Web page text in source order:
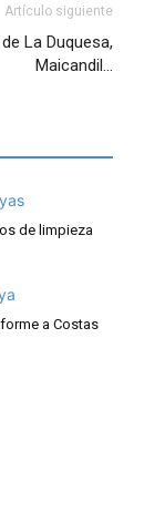
Artículo siguiente
La Duquesa,
Maicandil…
de limpieza
a Costas